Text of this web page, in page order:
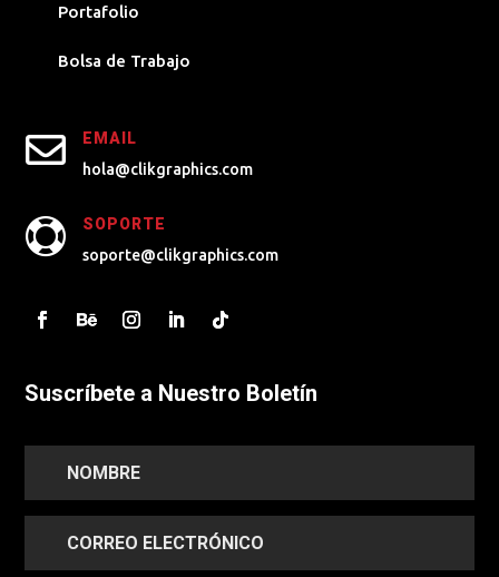
Portafolio
Bolsa de Trabajo

EMAIL
hola@clikgraphics.com

SOPORTE
soporte@clikgraphics.com
Suscríbete a Nuestro Boletín